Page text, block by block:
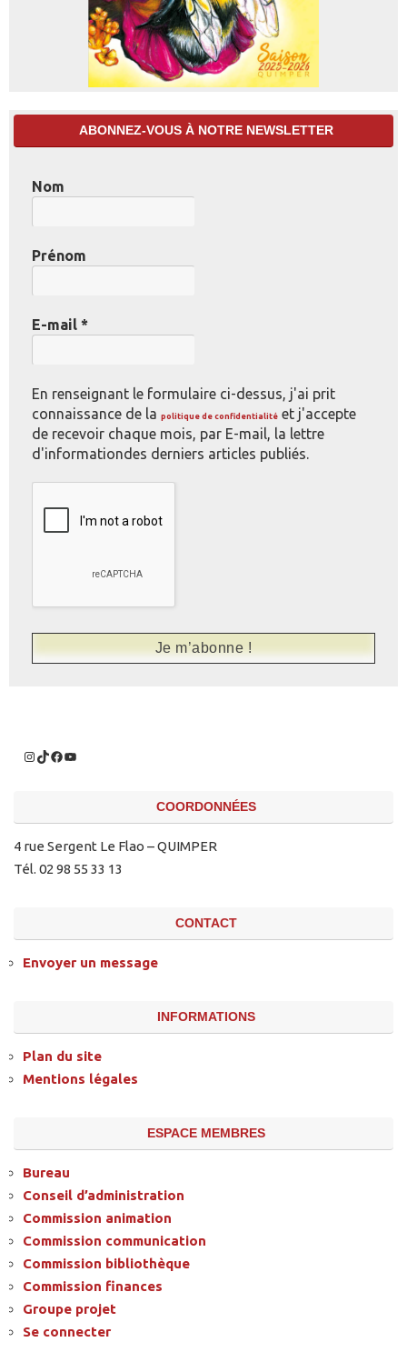
ABONNEZ-VOUS À NOTRE NEWSLETTER
Nom
Prénom
E-mail *
En renseignant le formulaire ci-dessus, j'ai prit
connaissance de la politique de confidentialité et j'accepte
de recevoir chaque mois, par E-mail, la lettre
d'informationdes derniers articles publiés.
COORDONNÉES
4 rue Sergent Le Flao – QUIMPER
Tél. 02 98 55 33 13
CONTACT
Envoyer un message
INFORMATIONS
Plan du site
Mentions légales
ESPACE MEMBRES
Bureau
Conseil d’administration
Commission animation
Commission communication
Commission bibliothèque
Commission finances
Groupe projet
Se connecter